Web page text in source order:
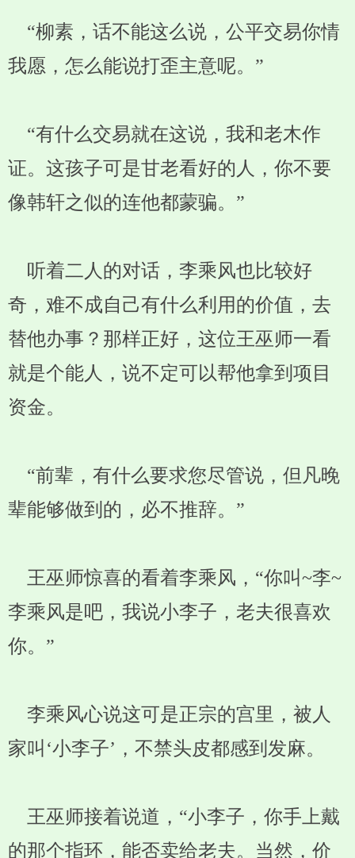
“柳素，话不能这么说，公平交易你情
我愿，怎么能说打歪主意呢。”
“有什么交易就在这说，我和老木作
证。这孩子可是甘老看好的人，你不要
像韩轩之似的连他都蒙骗。”
听着二人的对话，李乘风也比较好
奇，难不成自己有什么利用的价值，去
替他办事？那样正好，这位王巫师一看
就是个能人，说不定可以帮他拿到项目
资金。
“前辈，有什么要求您尽管说，但凡晚
辈能够做到的，必不推辞。”
王巫师惊喜的看着李乘风，“你叫~李~
李乘风是吧，我说小李子，老夫很喜欢
你。”
李乘风心说这可是正宗的宫里，被人
家叫‘小李子’，不禁头皮都感到发麻。
王巫师接着说道，“小李子，你手上戴
的那个指环，能否卖给老夫。当然，价